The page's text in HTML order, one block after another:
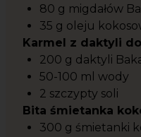
80 g migdałów
35 g oleju
Karmel z daktyli
200 g daktyli
50-100 ml wody
2 szczypty soli
Bita śmietanka
300 g śmietanki